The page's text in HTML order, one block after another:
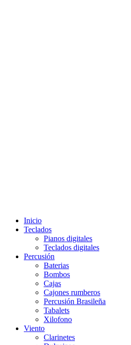
Inicio
Teclados
Pianos digitales
Teclados digitales
Percusión
Baterias
Bombos
Cajas
Cajones rumberos
Percusión Brasileña
Tabalets
Xilofono
Viento
Clarinetes